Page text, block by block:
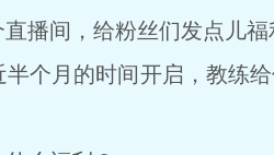
播间，给粉丝们发点儿福
月的时间开启，教练给